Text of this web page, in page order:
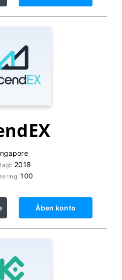
2018
100
Åben konto